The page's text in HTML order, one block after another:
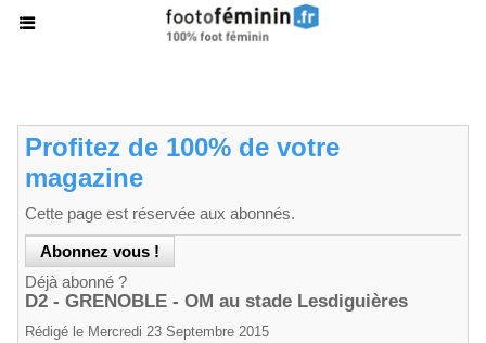
Profitez de 100% de votre
magazine
Cette page est réservée aux abonnés.
Déjà abonné ?
D2 - GRENOBLE - OM au stade Lesdiguières
Rédigé le Mercredi 23 Septembre 2015